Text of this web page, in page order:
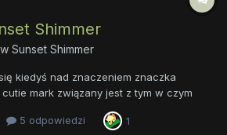
Shimmer
w Sunset Shimmer
kiedyś nad znaczeniem znaczka
mark związany jest z tym w czym
postaci. Lecz w takim razie co o Sunset
5 odpowiedzi 1